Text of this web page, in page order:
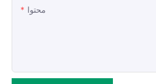
محتوا